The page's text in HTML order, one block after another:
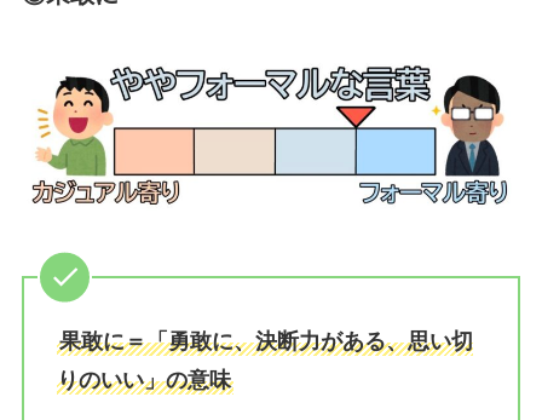
果敢に＝「勇敢に、決断力がある、思い切
りのいい」の意味